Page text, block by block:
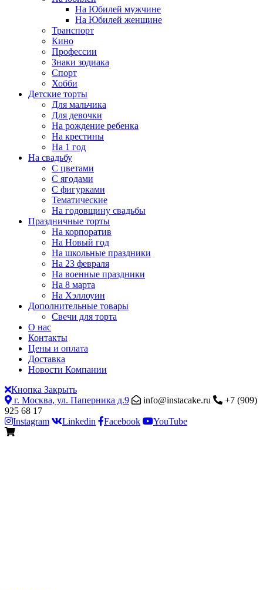
На Юбилей мужчине
На Юбилей женщине
Транспорт
Кино
Профессии
Знаки зодиака
Спорт
Хобби
Детские торты
Для мальчика
Для девочки
На рождение ребенка
На крестины
На 1 год
На свадьбу
С цветами
С ягодами
С фигурками
Тематические
На годовщину свадьбы
Праздничные торты
На корпоратив
На Новый год
На школьные праздники
На 23 февраля
На военные праздники
На 8 марта
На Хэллоуин
Дополнительные товары
Свечи для торта
О нас
Контакты
Цены и оплата
Доставка
Новости Компании
Кнопка Закрыть
г. Москва, ул. Паперника д.9
info@instacake.ru
+7 (909)
925 68 17
Instagram
Linkedin Facebook YouTube